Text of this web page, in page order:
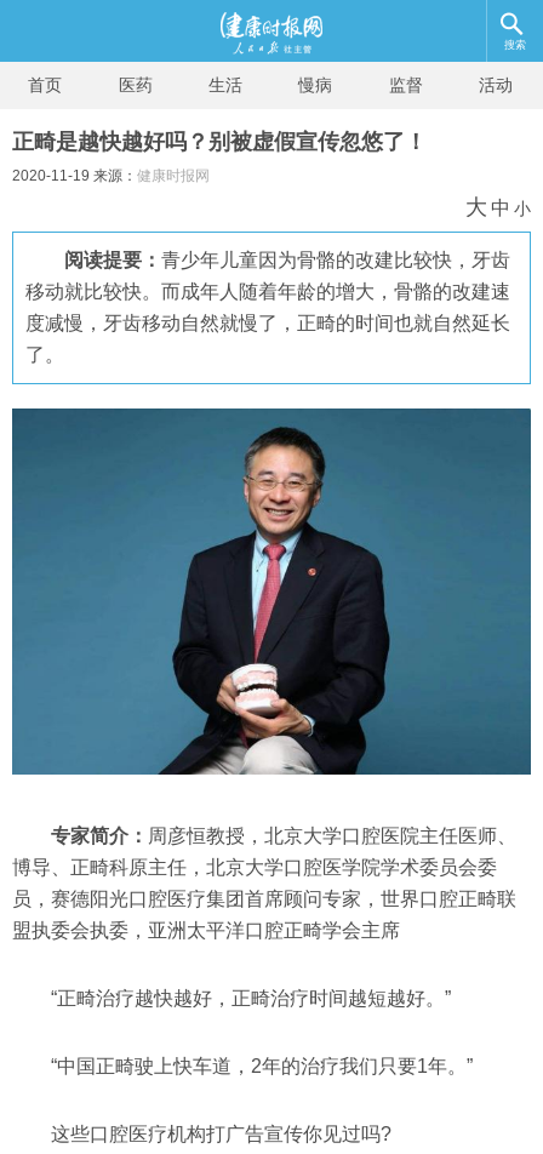
搜索
首页 医药 生活 慢病 监督 活动
正畸是越快越好吗？别被虚假宣传忽悠了！
2020-11-19 来源： 健康时报网
大 中 小
阅读提要： 青少年儿童因为骨骼的改建比较快，牙齿
移动就比较快。而成年人随着年龄的增大，骨骼的改建速
度减慢，牙齿移动自然就慢了，正畸的时间也就自然延长
了。
专家简介： 周彦恒教授，北京大学口腔医院主任医师、
博导、正畸科原主任，北京大学口腔医学院学术委员会委
员，赛德阳光口腔医疗集团首席顾问专家，世界口腔正畸联
盟执委会执委，亚洲太平洋口腔正畸学会主席
“正畸治疗越快越好，正畸治疗时间越短越好。”
“中国正畸驶上快车道，2年的治疗我们只要1年。”
这些口腔医疗机构打广告宣传你见过吗?